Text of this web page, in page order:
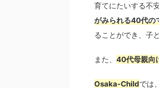
育てにたいする不
がみられる40代の
ることができ、子
また、 40代母親向
Osaka-Childでは